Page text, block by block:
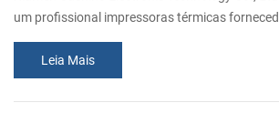
um profissional impressoras térmicas
desenvolvido um impressora portátil PTP-II.
reconhecido pelos compradores globais, já
unidades. 1. Elegante o design Funcional (1)
cores opcional (2) Mini o tamanho, a luz(total
Leia Mais